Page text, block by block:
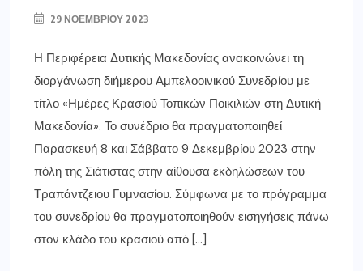
29 ΝΟΕΜΒΡΊΟΥ 2023
Η Περιφέρεια Δυτικής Μακεδονίας ανακοινώνει τη
διοργάνωση διήμερου Αμπελοοινικού Συνεδρίου με
τίτλο «Ημέρες Κρασιού Τοπικών Ποικιλιών στη Δυτική
Μακεδονία». Το συνέδριο θα πραγματοποιηθεί
Παρασκευή 8 και Σάββατο 9 Δεκεμβρίου 2023 στην
πόλη της Σιάτιστας στην αίθουσα εκδηλώσεων του
Τραπάντζειου Γυμνασίου. Σύμφωνα με το πρόγραμμα
του συνεδρίου θα πραγματοποιηθούν εισηγήσεις πάνω
στον κλάδο του κρασιού από […]